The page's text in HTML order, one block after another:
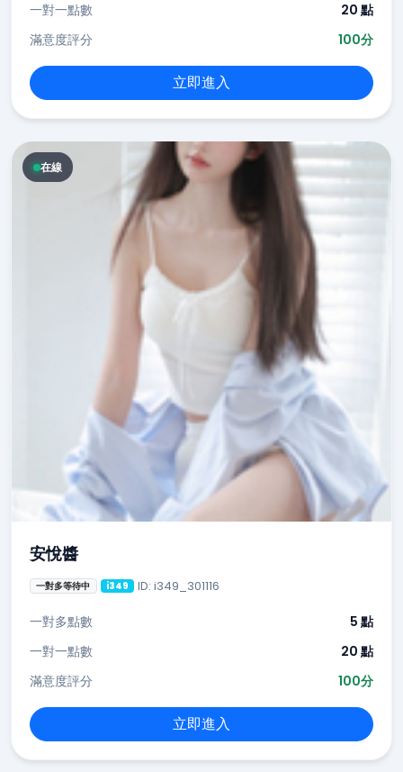
一對一點數
20 點
滿意度評分
100分
立即進入
在線
安悅醬
一對多等待中 i349 ID: i349_301116
一對多點數
5 點
一對一點數
20 點
滿意度評分
100分
立即進入